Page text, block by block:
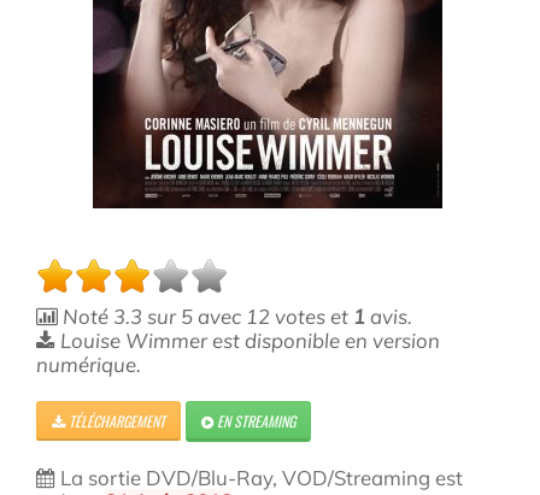
Noté 3.3 sur5 avec 12 votes et 1 avis.
Louise Wimmer est disponible en version
numérique.
TÉLÉCHARGEMENT EN STREAMING
La sortie DVD/Blu-Ray, VOD/Streaming est